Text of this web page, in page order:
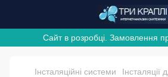
Сайт в розробці. Замовлення
Інсталяційні системи Інсталяції